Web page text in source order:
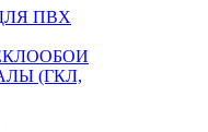
ПВХ
(ГКЛ,